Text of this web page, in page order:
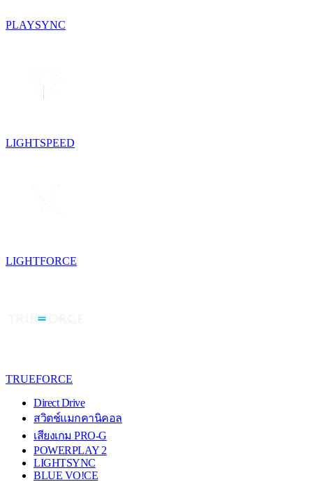
PLAYSYNC
LIGHTSPEED
LIGHTFORCE
TRUEFORCE
Direct Drive
สวิตช์แมกคานิคอล
เสียงเกม PRO-G
POWERPLAY 2
LIGHTSYNC
BLUE VO!CE